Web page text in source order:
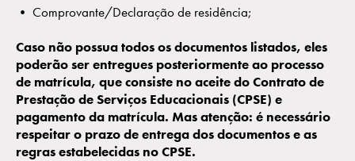
• Comprovante/Declaração de residência;
Caso não possua todos os documentos listados, eles
poderão ser entregues posteriormente ao processo
de matrícula, que consiste no aceite do Contrato de
Prestação de Serviços Educacionais (CPSE) e
pagamento da matrícula. Mas atenção: é necessário
respeitar o prazo de entrega dos documentos e as
regras estabelecidas no CPSE.